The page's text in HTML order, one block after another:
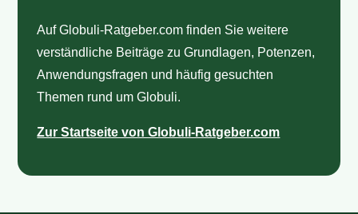
Auf Globuli-Ratgeber.com finden Sie weitere
verständliche Beiträge zu Grundlagen, Potenzen,
Anwendungsfragen und häufig gesuchten
Themen rund um Globuli.
Zur Startseite von Globuli-Ratgeber.com